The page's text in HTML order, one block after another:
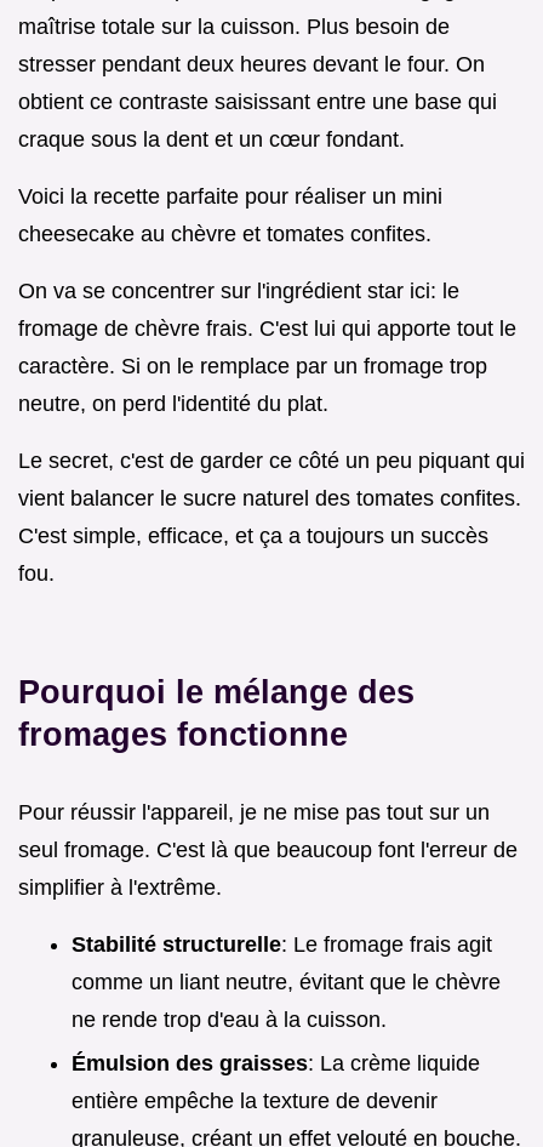
maîtrise totale sur la cuisson. Plus besoin de
stresser pendant deux heures devant le four. On
obtient ce contraste saisissant entre une base qui
craque sous la dent et un cœur fondant.
Voici la recette parfaite pour réaliser un mini
cheesecake au chèvre et tomates confites.
On va se concentrer sur l'ingrédient star ici: le
fromage de chèvre frais. C'est lui qui apporte tout le
caractère. Si on le remplace par un fromage trop
neutre, on perd l'identité du plat.
Le secret, c'est de garder ce côté un peu piquant qui
vient balancer le sucre naturel des tomates confites.
C'est simple, efficace, et ça a toujours un succès
fou.
Pourquoi le mélange des
fromages fonctionne
Pour réussir l'appareil, je ne mise pas tout sur un
seul fromage. C'est là que beaucoup font l'erreur de
simplifier à l'extrême.
Stabilité structurelle: Le fromage frais agit
comme un liant neutre, évitant que le chèvre
ne rende trop d'eau à la cuisson.
Émulsion des graisses: La crème liquide
entière empêche la texture de devenir
granuleuse, créant un effet velouté en bouche.